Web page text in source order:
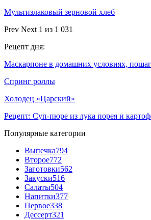
Мультизлаковый зерновой хлеб
Prev Next 1 из 1 031
Рецепт дня:
Маскарпоне в домашних условиях,
Спринг роллы
Холодец «Царский»
Рецепт: Суп-пюре из лука порея и
Популярные категории
Выпечка794
Второе772
Заготовки562
Закуски516
Салаты504
Напитки377
Первое338
Дессерт321